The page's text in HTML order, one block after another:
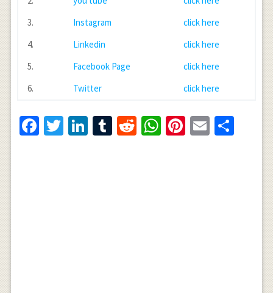
3.
Instagram
click here
4.
Linkedin
click here
5.
Facebook Page
click here
6.
Twitter click here
Facebook
Twitter
LinkedIn
Tumblr
RedditWhatsApp
Pinterest
Email